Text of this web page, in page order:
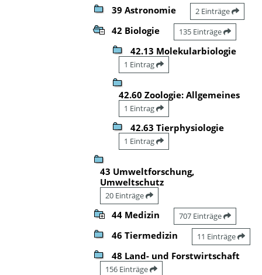
39 Astronomie 2 Einträge
42 Biologie 135 Einträge
42.13 Molekularbiologie
1 Eintrag
42.60 Zoologie: Allgemeines
1 Eintrag
42.63 Tierphysiologie
1 Eintrag
43 Umweltforschung,
Umweltschutz
20 Einträge
44 Medizin 707 Einträge
46 Tiermedizin 11 Einträge
48 Land- und Forstwirtschaft
156 Einträge